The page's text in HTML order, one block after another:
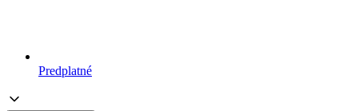
Predplatné